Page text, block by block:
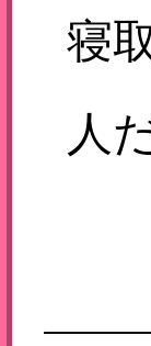
寝
人
ー